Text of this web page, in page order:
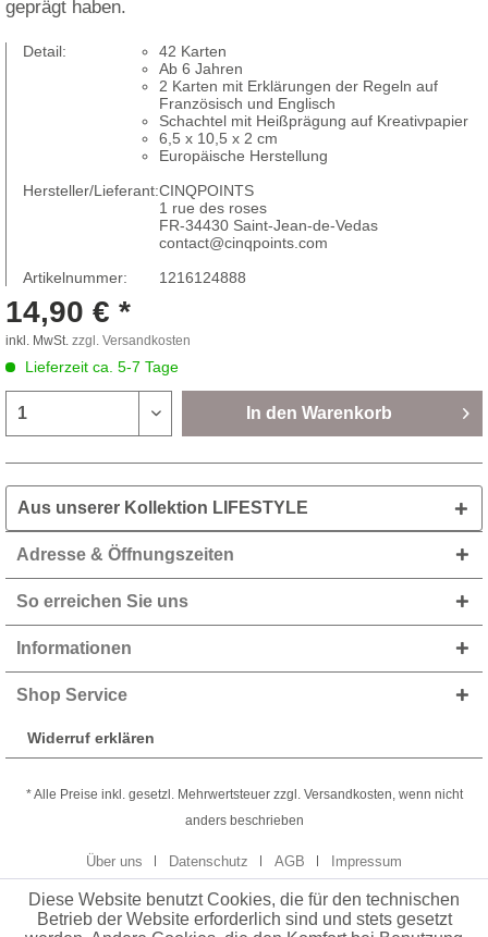
geprägt haben.
Detail:
42 Karten
Ab 6 Jahren
2 Karten mit Erklärungen der Regeln auf
Französisch und Englisch
Schachtel mit Heißprägung auf Kreativpapier
6,5 x 10,5 x 2 cm
Europäische Herstellung
Hersteller/Lieferant:CINQPOINTS
1 rue des roses
FR-34430 Saint-Jean-de-Vedas
contact@cinqpoints.com
Artikelnummer:
1216124888
14,90 € *
inkl. MwSt. zzgl. Versandkosten
Lieferzeit ca. 5-7 Tage
In den Warenkorb
Aus unserer Kollektion LIFESTYLE
Adresse & Öffnungszeiten
So erreichen Sie uns
Informationen
Shop Service
Widerruf erklären
* Alle Preise inkl. gesetzl. Mehrwertsteuer zzgl. Versandkosten, wenn nicht
anders beschrieben
Über uns Datenschutz AGB Impressum
Diese Website benutzt Cookies, die für den technischen
Betrieb der Website erforderlich sind und stets gesetzt